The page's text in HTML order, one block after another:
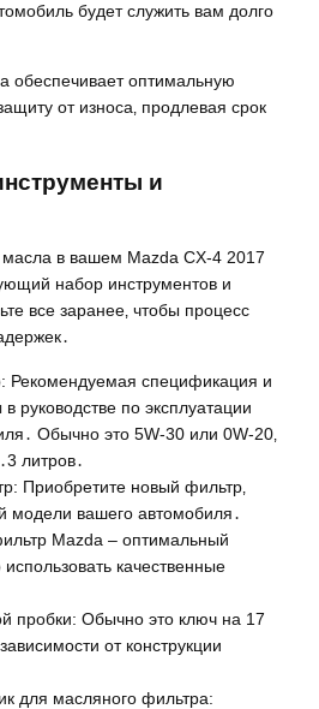
будет служить вам долго
обеспечивает оптимальную
от износа‚ продлевая срок
и
в вашем Mazda CX-4 2017
набор инструментов и
все заранее‚ чтобы процесс
Рекомендуемая спецификация и
в руководстве по эксплуатации
Обычно это 5W-30 или 0W-20‚
литров․
Приобретите новый фильтр‚
модели вашего автомобиля․
Mazda – оптимальный
качественные
пробки: Обычно это ключ на 17
от конструкции
для масляного фильтра: